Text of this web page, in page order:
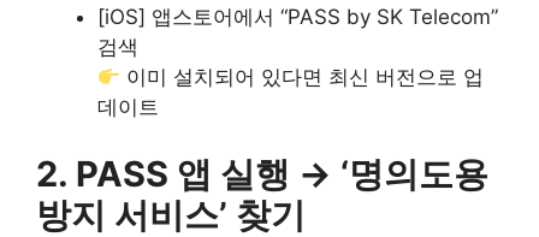
[iOS] 앱스토어에서 “PASS by SK Telecom”
검색
이미 설치되어 있다면 최신 버전으로 업
데이트
2. PASS 앱 실행 → ‘명의도용
방지 서비스’ 찾기